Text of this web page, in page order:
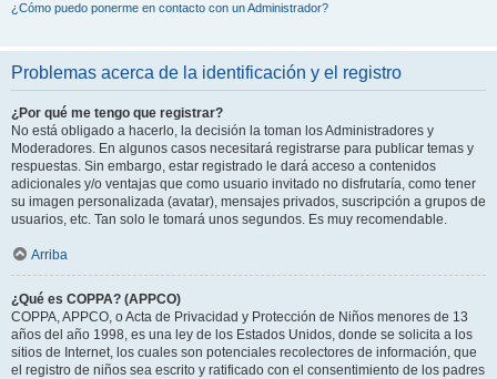
¿Cómo puedo ponerme en contacto con un Administrador?
Problemas acerca de la identificación y el registro
¿Por qué me tengo que registrar?
No está obligado a hacerlo, la decisión la toman los Administradores y
Moderadores. En algunos casos necesitará registrarse para publicar temas y
respuestas. Sin embargo, estar registrado le dará acceso a contenidos
adicionales y/o ventajas que como usuario invitado no disfrutaría, como tener
su imagen personalizada (avatar), mensajes privados, suscripción a grupos de
usuarios, etc. Tan solo le tomará unos segundos. Es muy recomendable.
Arriba
¿Qué es COPPA? (APPCO)
COPPA, APPCO, o Acta de Privacidad y Protección de Niños menores de 13
años del año 1998, es una ley de los Estados Unidos, donde se solicita a los
sitios de Internet, los cuales son potenciales recolectores de información, que
el registro de niños sea escrito y ratificado con el consentimiento de los padres